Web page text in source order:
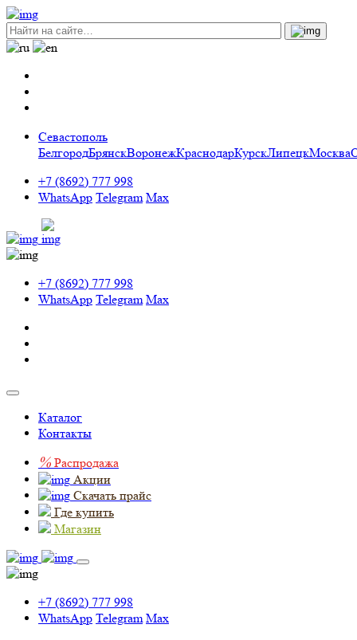
Севастополь
БелгородБрянскВоронежКраснодарКурскЛипецкМосква
+7 (8692) 777 998
WhatsApp Telegram Max
+7 (8692) 777 998
WhatsApp Telegram Max
Каталог
Контакты
% Распродажа
Акции
Скачать прайс
Где купить
Магазин
+7 (8692) 777 998
WhatsApp Telegram Max